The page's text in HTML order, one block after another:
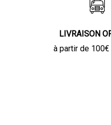
LIVRAISON
à partir de 100€